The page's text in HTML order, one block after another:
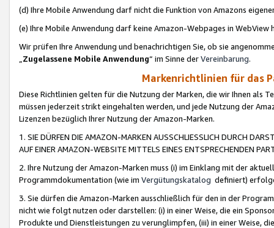
(d) Ihre Mobile Anwendung darf nicht die Funktion von Amazons
(e) Ihre Mobile Anwendung darf keine Amazon-Webpages in WebView
Wir prüfen Ihre Anwendung und benachrichtigen Sie, ob sie
„Zugelassene Mobile Anwendung“ im Sinne derVereinbarung.
Markenrichtlinien für das
Diese Richtlinien gelten für die Nutzung der Marken, die wir Ihnen als
müssen jederzeit strikt eingehalten werden, und jede Nutzung der
Lizenzen bezüglich Ihrer Nutzung der Amazon-Marken.
1. SIE DÜRFEN DIE AMAZON-MARKEN AUSSCHLIESSLICH DURCH
AUF EINER AMAZON-WEBSITE MITTELS EINES ENTSPRECHENDEN
2. Ihre Nutzung der Amazon-Marken muss (i) im Einklang mit der
Programmdokumentation (wie im Vergütungskatalog definiert)
3. Sie dürfen die Amazon-Marken ausschließlich für den in der
nicht wie folgt nutzen oder darstellen: (i) in einer Weise, die ein
Produkte und Dienstleistungen zu verunglimpfen, (iii) in einer Weise,